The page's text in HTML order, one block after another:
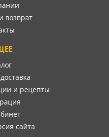
возврат
и рецепты
сайта